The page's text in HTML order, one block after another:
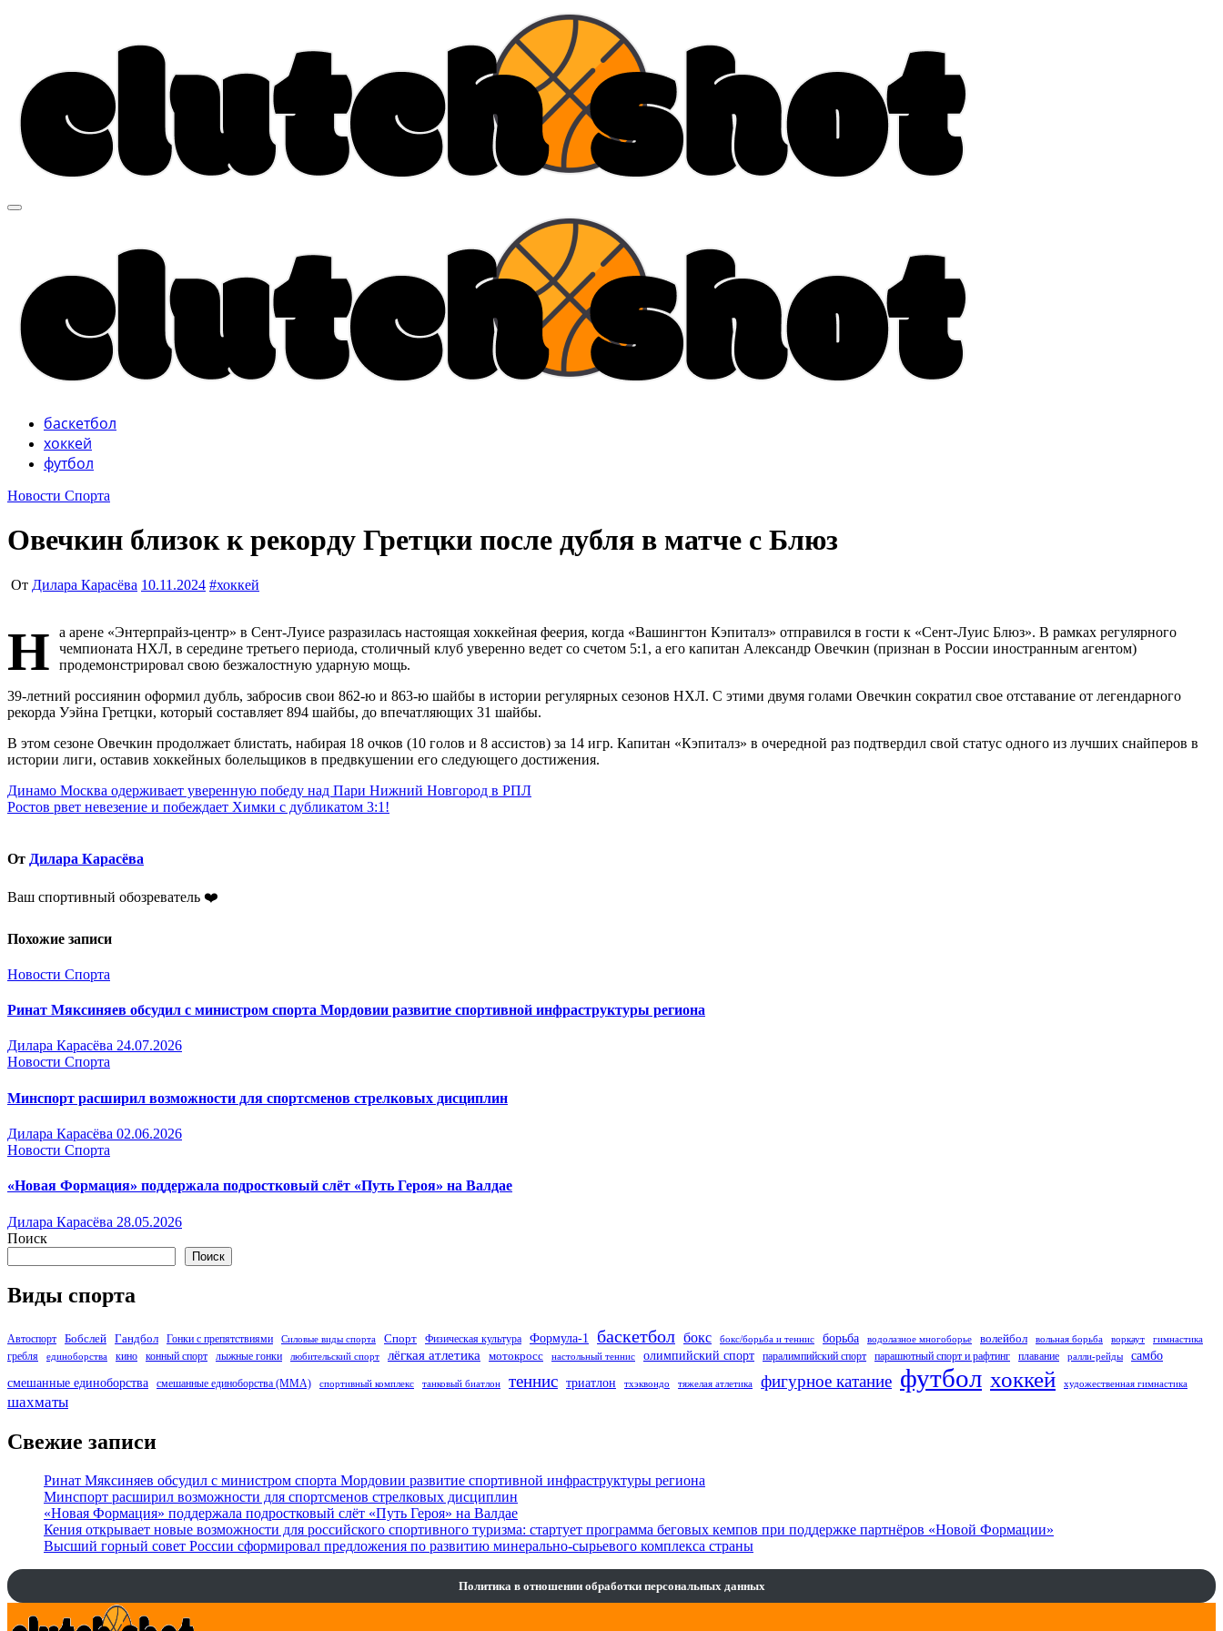
Учредитель ООО "Клуб регионов", ИНН 6685155934 Генеральный директор: Чернокоз Ольга Валерьевна info@gosrf.ru +7 (495) 920-51-49
Учредитель ООО "Клуб регионов", ИНН 6685155934 Генеральный директор: Чернокоз Ольга Валерьевна info@gosrf.ru +7 (495) 920-51-49
баскетбол
хоккей
футбол
Новости Спорта
Овечкин близок к рекорду Гретцки после дубля в матче с Блюз
От Дилара Карасёва 10.11.2024 #хоккей
Н
а арене «Энтерпрайз-центр» в Сент-Луисе разразилась настоящая хоккейная феерия, когда «Вашингтон Кэпиталз» отправился в гости к «Сент-Луис Блюз». В рамках регулярного
чемпионата НХЛ, в середине третьего периода, столичный клуб уверенно ведет со счетом 5:1, а его капитан Александр Овечкин (признан в России иностранным агентом)
продемонстрировал свою безжалостную ударную мощь.
39-летний россиянин оформил дубль, забросив свои 862-ю и 863-ю шайбы в истории регулярных сезонов НХЛ. С этими двумя голами Овечкин сократил свое отставание от легендарного
рекорда Уэйна Гретцки, который составляет 894 шайбы, до впечатляющих 31 шайбы.
В этом сезоне Овечкин продолжает блистать, набирая 18 очков (10 голов и 8 ассистов) за 14 игр. Капитан «Кэпиталз» в очередной раз подтвердил свой статус одного из лучших снайперов в
истории лиги, оставив хоккейных болельщиков в предвкушении его следующего достижения.
Навигация
по
Динамо Москва одерживает уверенную победу над Пари Нижний Новгород в РПЛ
Ростов рвет невезение и побеждает Химки с дубликатом 3:1!
От Дилара Карасёва
Ваш спортивный обозреватель ❤️
Похожие записи
Новости Спорта
Ринат Мяксиняев обсудил с министром спорта Мордовии развитие спортивной инфраструктуры региона
Дилара Карасёва 24.07.2026
Новости Спорта
Минспорт расширил возможности для спортсменов стрелковых дисциплин
Дилара Карасёва 02.06.2026
Новости Спорта
«Новая Формация» поддержала подростковый слёт «Путь Героя» на Валдае
Дилара Карасёва 28.05.2026
Поиск
Поиск
Виды спорта
Автоспорт Бобслей Гандбол Гонки с препятствиями Силовые виды спорта Спорт Физическая культура Формула-1 баскетбол бокс бокс/борьба и теннис борьба водолазное многоборье волейбол вольная борьба воркаут гимнастика
гребля единоборства кино конный спорт лыжные гонки любительский спорт лёгкая атлетика мотокросс настольный теннис олимпийский спорт паралимпийский спорт парашютный спорт и рафтинг плавание ралли-рейды
самбо
смешанные единоборства
смешанные единоборства (ММА) спортивный комплекс танковый биатлон теннис триатлон тхэквондо тяжелая атлетика фигурное катание футбол хоккей художественная гимнастика
шахматы
Свежие записи
Ринат Мяксиняев обсудил с министром спорта Мордовии развитие спортивной инфраструктуры региона
Минспорт расширил возможности для спортсменов стрелковых дисциплин
«Новая Формация» поддержала подростковый слёт «Путь Героя» на Валдае
Кения открывает новые возможности для российского спортивного туризма: стартует программа беговых кемпов при поддержке партнёров «Новой Формации»
Высший горный совет России сформировал предложения по развитию минерально-сырьевого комплекса страны
Политика в отношении обработки персональных данных